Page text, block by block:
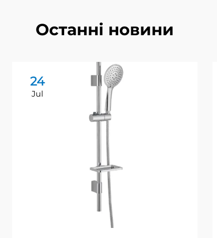
Останні новини
24
Jul